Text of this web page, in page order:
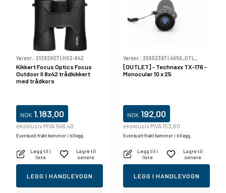
Varenr.: 21282907 H02-842
Kikkert Focus Optics Focus
Outdoor II 8x42 trådkikkert
med trådkors
NOK 1.183,00
eksklusiv MVA 946,40
Eventuelt frakt kommer i tillegg.
Legg til i
liste
Lagre til
senere
LEGG I HANDLEVOGN
Varenr.: 25652387 4956_OTL_
[OUTLET] - Technaxx TX-176 -
Monocular 10 x 25
NOK 192,00
eksklusiv MVA 153,60
Eventuelt frakt kommer i tillegg.
Legg til i
liste
Lagre til
senere
LEGG I HANDLEVOGN